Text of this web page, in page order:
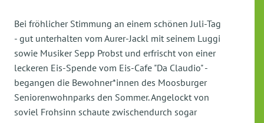
Bei fröhlicher Stimmung an einem schönen Juli-Tag
- gut unterhalten vom Aurer-Jackl mit seinem Luggi
sowie Musiker Sepp Probst und erfrischt von einer
leckeren Eis-Spende vom Eis-Cafe "Da Claudio" -
begangen die Bewohner*innen des Moosburger
Seniorenwohnparks den Sommer. Angelockt von
soviel Frohsinn schaute zwischendurch sogar